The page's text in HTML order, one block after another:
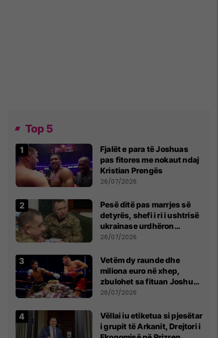
Top 5
Fjalët e para të Joshuas
pas fitores me nokaut ndaj
Kristian Prengës
26/07/2026
Pesë ditë pas marrjes së
detyrës, shefi i ri i ushtrisë
ukrainase urdhëron
kontroll të madh
26/07/2026
Vetëm dy raunde dhe
miliona euro në xhep,
zbulohet sa fituan Joshua
e Prenga
26/07/2026
Vëllai iu etiketua si pjesëtar
i grupit të Arkanit, Drejtori i